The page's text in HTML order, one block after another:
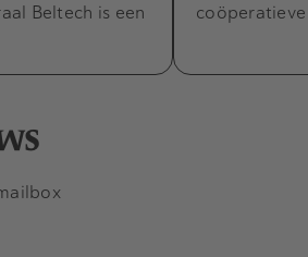
Beltech is een